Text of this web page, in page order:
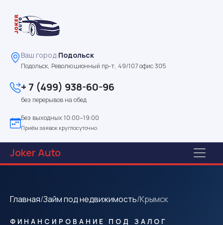
Ваш город:Подольск
Подольск, Революционный пр-т, 49/107 офис 305
+ 7 (499) 938-60-96
без перерывов на обед
Без выходных 10:00–19:00
Приём заявок круглосуточно
JokerAuto
Главная/Займ под недвижимость/Крымск
ФИНАНСИРОВАНИЕ ПОД ЗАЛОГ